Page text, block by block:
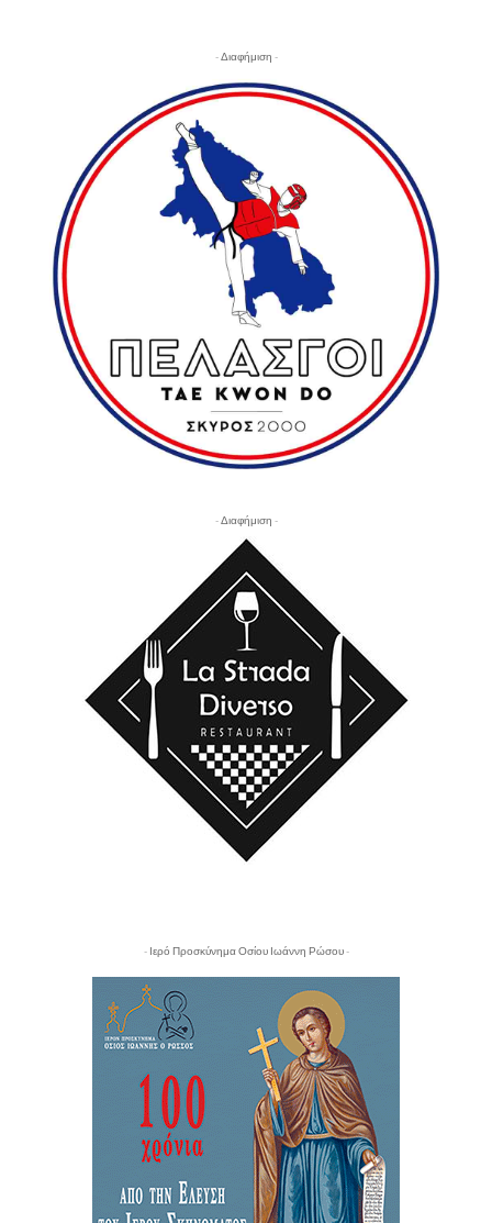
- Διαφήμιση -
- Διαφήμιση -
- Ιερό Προσκύνημα Οσίου Ιωάννη Ρώσου -